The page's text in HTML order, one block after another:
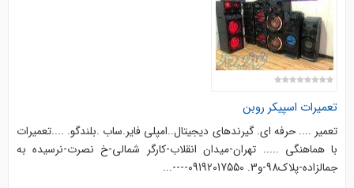
تعمیرات اسپیکر روبن
تعمیر .... حرفه ای. گیرندهای دیجیتال..امپلی فایر.ساب .بلندگو. ....‌‌تعمیرات
با هماهنگی ..... تهران-میدان انقلاب-کارگر شمالی-خ نصرت-نرسیده به
جمالزاده-پلاک98-و3. 09192017550----...